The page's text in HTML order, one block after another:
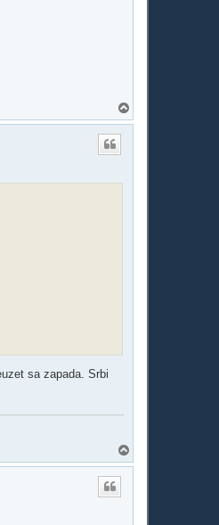
o
sa zapada. Srbi
o